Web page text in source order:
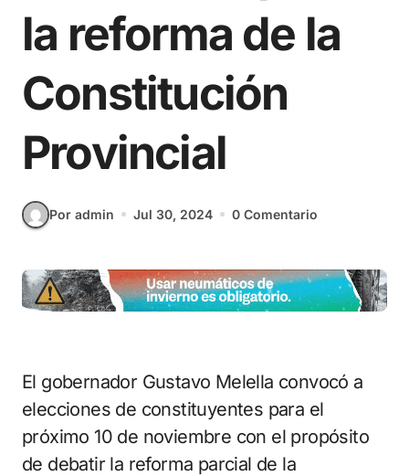
la reforma de la
Constitución
Provincial
Por admin Jul 30, 2024 0 Comentario
El gobernador Gustavo Melella convocó a
elecciones de constituyentes para el
próximo 10 de noviembre con el propósito
de debatir la reforma parcial de la